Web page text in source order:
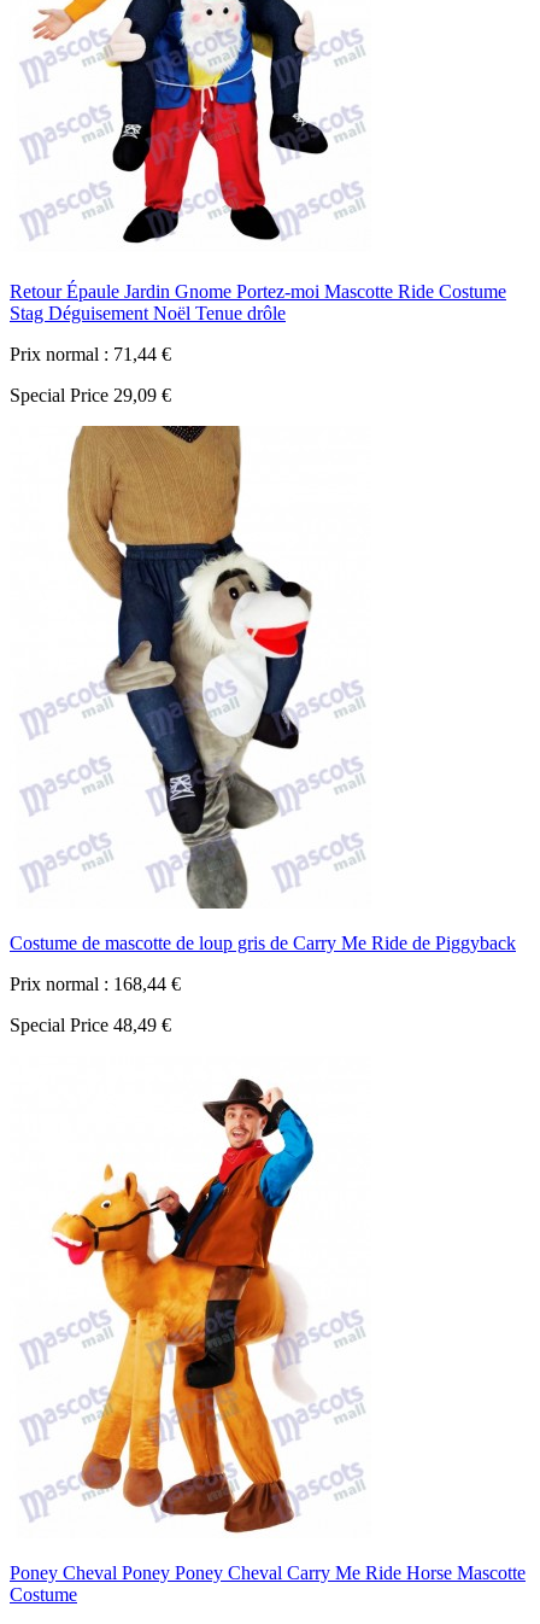
Retour Épaule Jardin Gnome Portez-moi Mascotte Ride Costume
Stag Déguisement Noël Tenue drôle
Prix normal : 71,44 €
Special Price 29,09 €
Costume de mascotte de loup gris de Carry Me Ride de Piggyback
Prix normal : 168,44 €
Special Price 48,49 €
Poney Cheval Poney Poney Cheval Carry Me Ride Horse Mascotte
Costume